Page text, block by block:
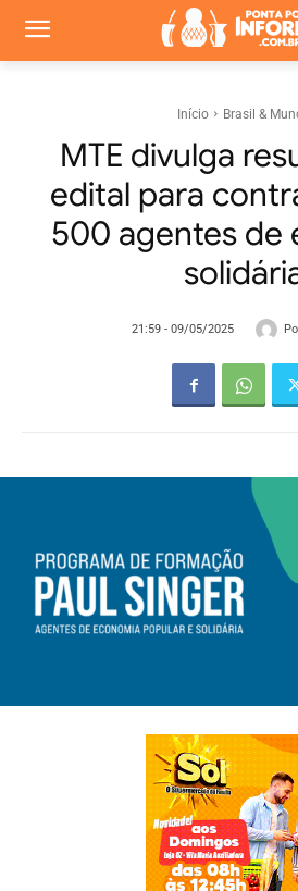
Início Brasil &
MTE divulga
edital para
500 agentes de
21:59 - 09/05/2025